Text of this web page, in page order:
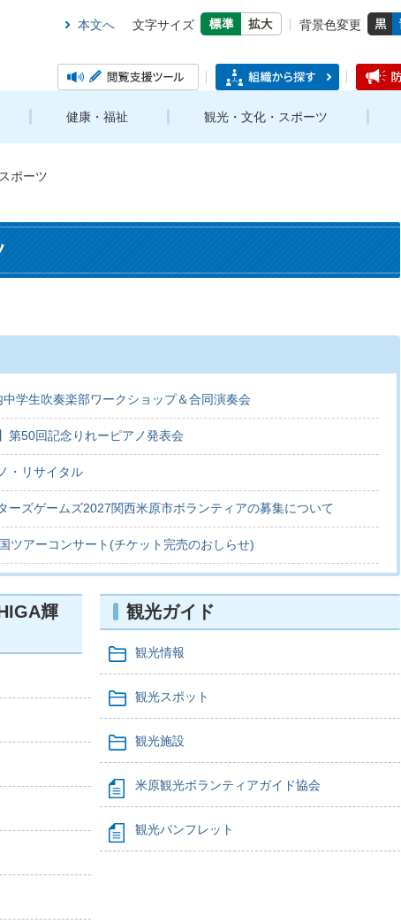
本文へ 文字サイズ
背景色変更
健康・福祉 観光・文化・スポーツ
ポーツ
学生吹奏楽部ワークショップ＆合同演奏会
第50回記念りれーピアノ発表会
・リサイタル
ーズゲームズ2027関西米原市ボランティアの募集について
ツアーコンサート(チケット完売のおしらせ)
輝
観光ガイド
観光情報
観光スポット
観光施設
米原観光ボランティアガイド協会
観光パンフレット